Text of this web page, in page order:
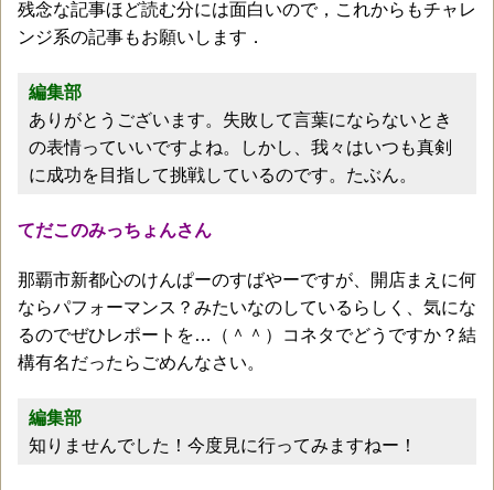
残念な記事ほど読む分には面白いので，これからもチャレ
ンジ系の記事もお願いします．
編集部
ありがとうございます。失敗して言葉にならないとき
の表情っていいですよね。しかし、我々はいつも真剣
に成功を目指して挑戦しているのです。たぶん。
てだこのみっちょんさん
那覇市新都心のけんぱーのすばやーですが、開店まえに何
ならパフォーマンス？みたいなのしているらしく、気にな
るのでぜひレポートを…（＾＾）コネタでどうですか？結
構有名だったらごめんなさい。
編集部
知りませんでした！今度見に行ってみますねー！